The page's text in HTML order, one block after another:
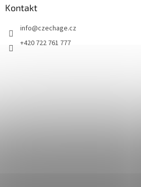
Kontakt
info@czechage.cz
+420 722 761 777